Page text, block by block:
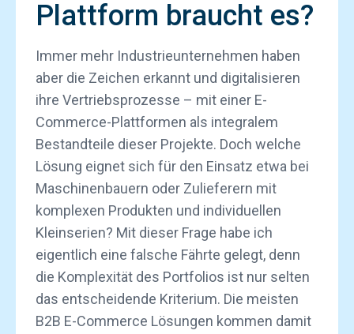
Plattform braucht es?
Immer mehr Industrieunternehmen haben
aber die Zeichen erkannt und digitalisieren
ihre Vertriebsprozesse – mit einer E-
Commerce-Plattformen als integralem
Bestandteile dieser Projekte. Doch welche
Lösung eignet sich für den Einsatz etwa bei
Maschinenbauern oder Zulieferern mit
komplexen Produkten und individuellen
Kleinserien? Mit dieser Frage habe ich
eigentlich eine falsche Fährte gelegt, denn
die Komplexität des Portfolios ist nur selten
das entscheidende Kriterium. Die meisten
B2B E-Commerce Lösungen kommen damit